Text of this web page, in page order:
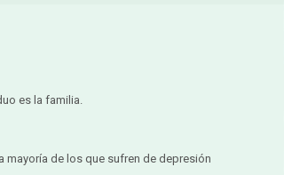
es la familia.
mayoría de los que sufren de depresión